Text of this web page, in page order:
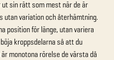
sin rätt som mest när de är
utan variation och återhämtning.
position för länge, utan variera
kroppsdelarna så att du
monotona rörelse de värsta då